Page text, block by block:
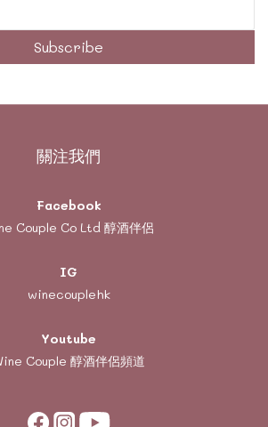
Subscribe
關注我們
Facebook
Couple Co Ltd 醇酒伴侶
IG
winecouplehk
Youtube
Couple 醇酒伴侶頻道